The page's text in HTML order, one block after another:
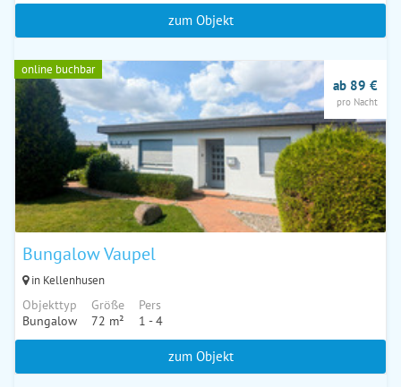
zum Objekt
online buchbar
Bungalow Vaupel
in Kellenhusen
Objekttyp
Bungalow
Größe
72 m²
Pers
1 - 4
ab 89 €
pro Nacht
zum Objekt